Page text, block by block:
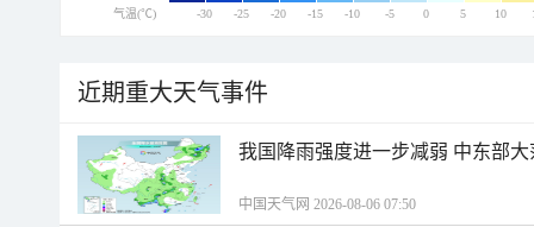
气温(℃) -30 -25 -20 -15 -10 -5 0 5 10
近期重大天气事件
我国降雨强度进一步减弱 中东部
中国天气网 2026-08-06 07:50